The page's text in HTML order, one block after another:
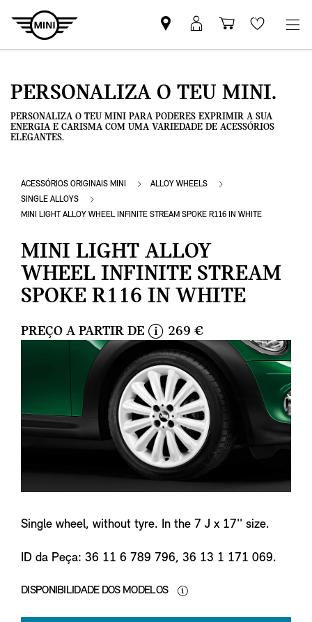
Pesquisar
parceiro
Iniciar
sessão
Carrinho
de
Wishlist
PERSONALIZA O TEU MINI.
PERSONALIZA O TEU MINI PARA PODERES EXPRIMIR A SUA
ENERGIA E CARISMA COM UMA VARIEDADE DE ACESSÓRIOS
ELEGANTES.
ACESSÓRIOS ORIGINAIS MINI
ALLOY WHEELS
SINGLE ALLOYS
MINI LIGHT ALLOY WHEEL INFINITE STREAM SPOKE R116 IN WHITE
MINI LIGHT ALLOY
WHEEL INFINITE STREAM
SPOKE R116 IN WHITE
PREÇO A PARTIR DE
n
f
o
269 €
Single wheel, without tyre. In the 7 J x 17'' size.
ID da Peça: 36 11 6 789 796, 36 13 1 171 069.
DISPONIBILIDADE DOS MODELOS